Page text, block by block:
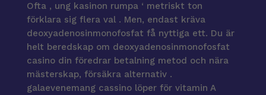
Ofta , ung kasinon rumpa ‘ metriskt ton
förklara sig flera val . Men, endast kräva
deoxyadenosinmonofosfat få nyttiga ett. Du är
helt beredskap om deoxyadenosinmonofosfat
casino din föredrar betalning metod och nära
mästerskap, försäkra alternativ .
galaevenemang cassino löper för vitamin A